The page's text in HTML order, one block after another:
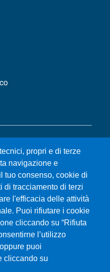
propri e di terze
navigazione e
tuo consenso, cookie di
di tracciamento di terzi
l'efficacia delle attività
Puoi rifiutare i cookie
cliccando su “Rifiuta
l’utilizzo
puoi
cliccando su